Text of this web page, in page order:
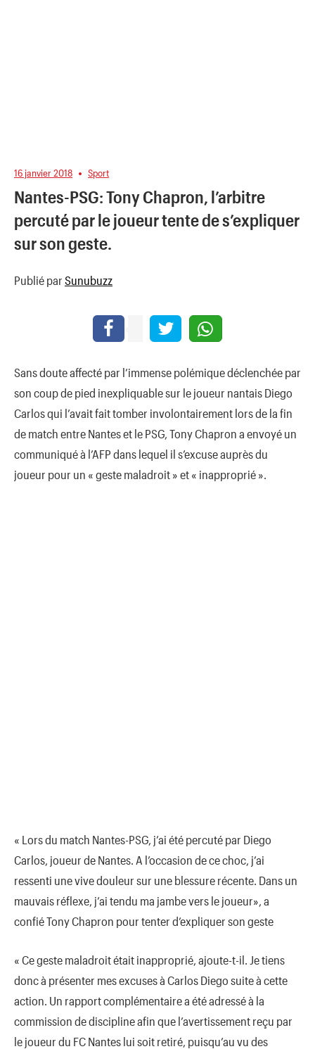
16 janvier 2018 Sport
Nantes-PSG: Tony Chapron, l’arbitre
percuté par le joueur tente de s’expliquer
sur son geste.
Publié par Sunubuzz
Sans doute affecté par l’immense polémique déclenchée par
son coup de pied inexpliquable sur le joueur nantais Diego
Carlos qui l’avait fait tomber involontairement lors de la fin
de match entre Nantes et le PSG, Tony Chapron a envoyé un
communiqué à l’AFP dans lequel il s’excuse auprès du
joueur pour un « geste maladroit » et « inapproprié ».
« Lors du match Nantes-PSG, j’ai été percuté par Diego
Carlos, joueur de Nantes. A l’occasion de ce choc, j’ai
ressenti une vive douleur sur une blessure récente. Dans un
mauvais réflexe, j’ai tendu ma jambe vers le joueur»​, a
confié Tony Chapron pour tenter d’expliquer son geste
« Ce geste maladroit était inapproprié, ajoute-t-il. Je tiens
donc à présenter mes excuses à Carlos Diego suite à cette
action​. Un rapport complémentaire a été adressé à la
commission de discipline afin que l’avertissement reçu par
le joueur du FC Nantes lui soit retiré, puisqu’au vu des